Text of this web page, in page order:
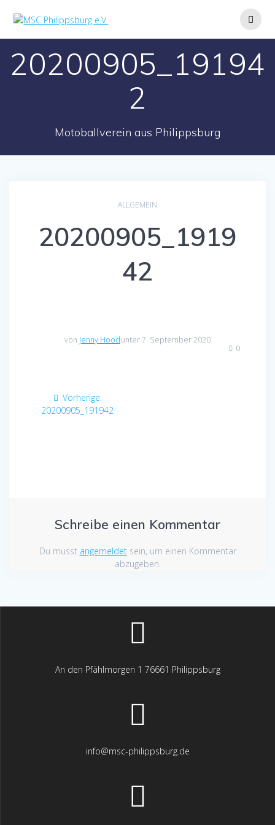
20200905_19194
2
Motoballverein aus Philippsburg
ALLGEMEIN
20200905_1919
42
von Jenny Hoodunter 7. September 2020
0
Beitragsnavigation
Vorherige:Vorheriger
Beitrag:
20200905_191942
Schreibe einen Kommentar
Du musst angemeldetsein, um einen Kommentar
abzugeben.
An den Pfählmorgen 1 76661 Philippsburg
info@msc-philippsburg.de